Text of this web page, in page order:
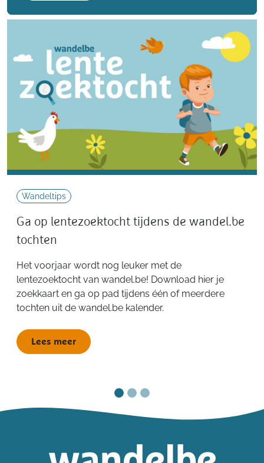
Wandeltips
Ga op lentezoektocht tijdens de wandel.be
tochten
Het voorjaar wordt nog leuker met de
lentezoektocht van wandel.be! Download hier je
zoekkaart en ga op pad tijdens één of meerdere
tochten uit de wandel.be kalender.
Lees meer